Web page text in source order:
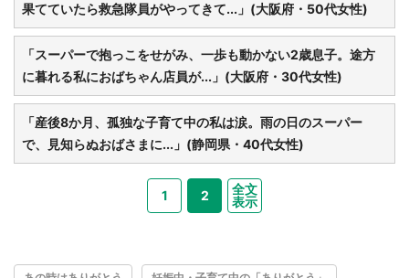
果てていたら救急隊員がやってきて...」(大阪府・50代女性)
「スーパーで抱っこをせがみ、一歩も動かない2歳息子。途方
に暮れる私におばちゃん店員が...」(大阪府・30代女性)
「産後8か月、孤独な子育て中の私は涙。雨の日のスーパー
で、見知らぬおばさまに...」(静岡県・40代女性)
1 2
全文
表示